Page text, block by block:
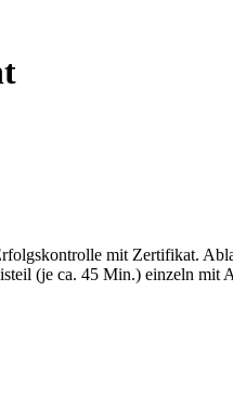
mit Zertifikat.
(je ca. 45 Min.) einzeln